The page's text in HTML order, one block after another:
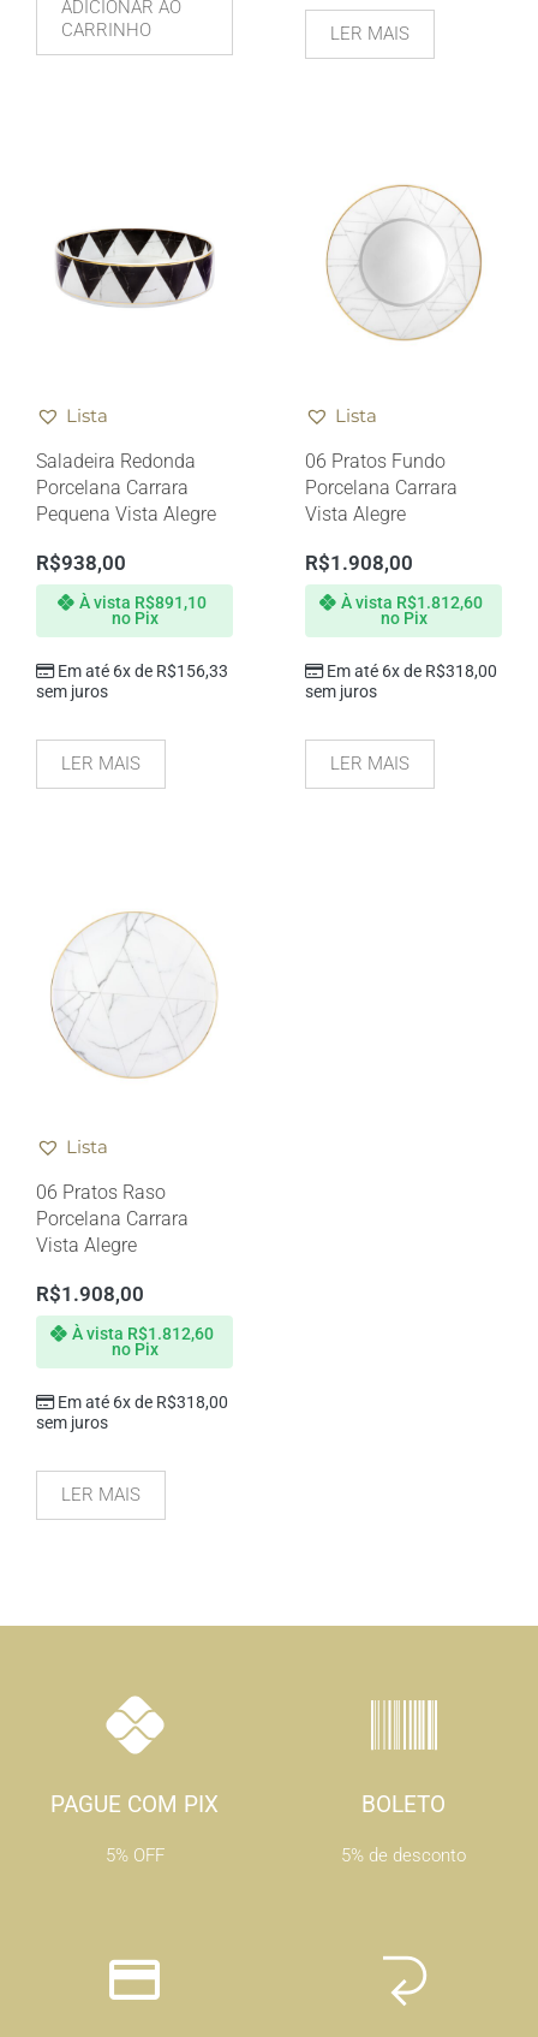
ADICIONAR AO
CARRINHO
LER MAIS
Lista
Saladeira Redonda
Porcelana Carrara
Pequena Vista Alegre
R$938,00
Em até 6x de R$156,33
sem juros
À vista R$891,10
no Pix
LER MAIS
Lista
06 Pratos Fundo
Porcelana Carrara
Vista Alegre
R$1.908,00
Em até 6x de R$318,00
sem juros
À vista R$1.812,60
no Pix
LER MAIS
Lista
06 Pratos Raso
Porcelana Carrara
Vista Alegre
R$1.908,00
Em até 6x de R$318,00
sem juros
À vista R$1.812,60
no Pix
LER MAIS
PAGUE COM PIX
5% OFF
BOLETO
5% de desconto